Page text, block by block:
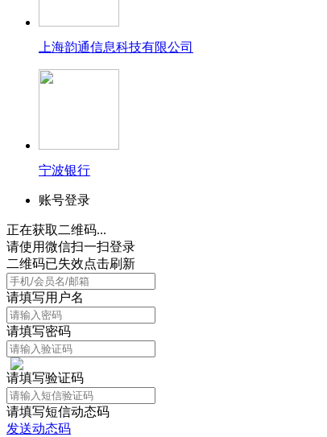
上海韵通信息科技有限公司
宁波银行
账号登录
正在获取二维码...
请使用微信扫一扫登录
二维码已失效点击刷新
请填写用户名
请填写密码
请填写验证码
请填写短信动态码
发送动态码